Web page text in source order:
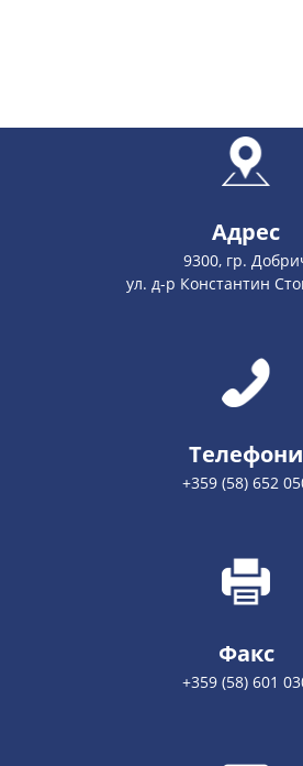
Адрес
9300, гр.
ул. д-р Константин
Телефони
+359 (58) 652
Факс
+359 (58) 601